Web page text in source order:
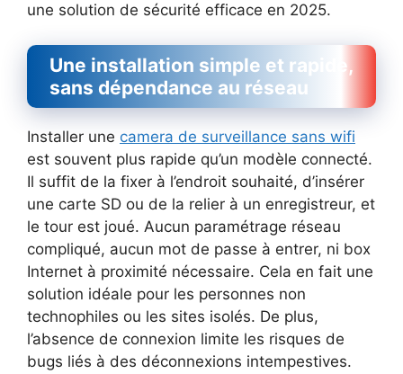
une solution de sécurité efficace en 2025.
Une installation simple et rapide,
sans dépendance au réseau
Installer une camera de surveillance sans wifi
est souvent plus rapide qu’un modèle connecté.
Il suffit de la fixer à l’endroit souhaité, d’insérer
une carte SD ou de la relier à un enregistreur, et
le tour est joué. Aucun paramétrage réseau
compliqué, aucun mot de passe à entrer, ni box
Internet à proximité nécessaire. Cela en fait une
solution idéale pour les personnes non
technophiles ou les sites isolés. De plus,
l’absence de connexion limite les risques de
bugs liés à des déconnexions intempestives.